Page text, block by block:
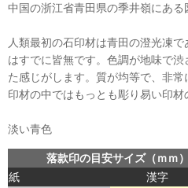
中国の浙江省青田県の季井嶺にある
人類最初の石印材は青田の澄光凍
はすでに皆無です。色調が地味で
た感じがします。質が均等で、非常
印材の中ではもっとも彫り易い印材
淡い青色
落款印の目安サイズ（ｍｍ）
紙
漢字